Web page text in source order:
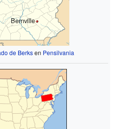
Bernville
de Berksen Pensilvania